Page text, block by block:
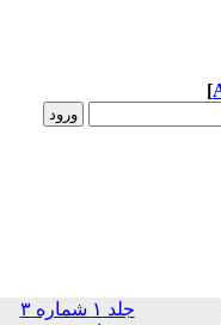
جلد ۱ شماره ۳